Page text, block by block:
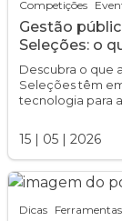
Competições
Gestão
Seleções: o
Descubra o que
Seleções têm
tecnologia para
15 | 05 | 2026
Dicas Ferramentas